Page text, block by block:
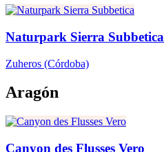
Naturpark Sierra Subbetica
Zuheros (Córdoba)
Aragón
Canyon des Flusses Vero